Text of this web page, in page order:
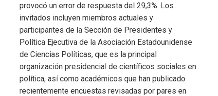
provocó un error de respuesta del 29,3%. Los
invitados incluyen miembros actuales y
participantes de la Sección de Presidentes y
Política Ejecutiva de la Asociación Estadounidense
de Ciencias Políticas, que es la principal
organización presidencial de científicos sociales en
política, así como académicos que han publicado
recientemente encuestas revisadas por pares en